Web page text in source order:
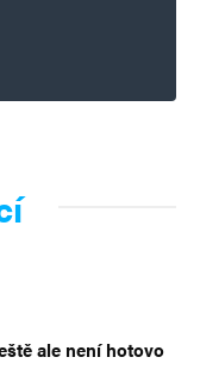
ale není hotovo